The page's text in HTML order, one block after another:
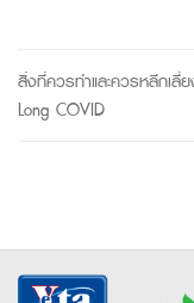
สิ่งที่ควรทำและควรหลีกเลี่
Long COVID